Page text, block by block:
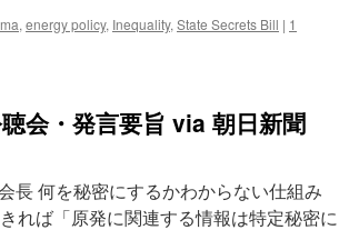
, energy policy, Inequality, State Secrets Bill | 1
会・発言要旨 via 朝日新聞
長 何を秘密にするかわからない仕組み
れば「原発に関連する情報は特定秘密に